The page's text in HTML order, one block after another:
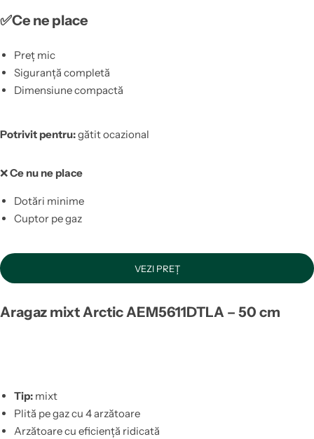
✅Ce ne place
Preț mic
Siguranță completă
Dimensiune compactă
Potrivit pentru:gătit ocazional
❌Ce nu ne place
Dotări minime
Cuptor pe gaz
VEZI PREȚ
Aragaz mixt Arctic AEM5611DTLA – 50 cm
Tip:mixt
Plită pe gaz cu 4 arzătoare
Arzătoare cu eficiență ridicată